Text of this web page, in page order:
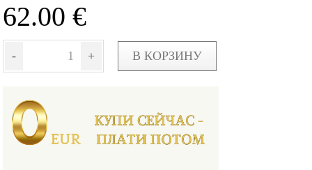
62.00€
- + В КОРЗИНУ